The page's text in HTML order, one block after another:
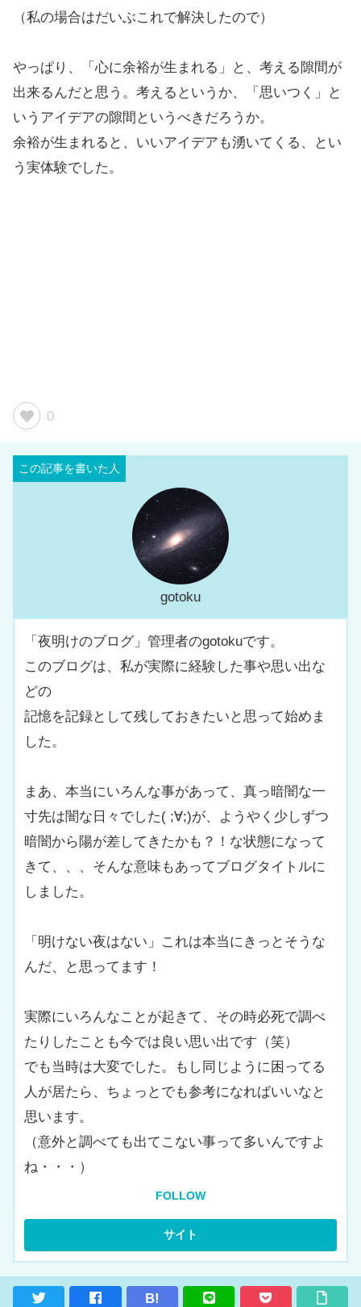
（私の場合はだいぶこれで解決したので）
やっぱり、「心に余裕が生まれる」と、考える隙間が
出来るんだと思う。考えるというか、「思いつく」と
いうアイデアの隙間というべきだろうか。
余裕が生まれると、いいアイデアも湧いてくる、とい
う実体験でした。
0
gotoku
「夜明けのブログ」管理者のgotokuです。
このブログは、私が実際に経験した事や思い出な
どの
記憶を記録として残しておきたいと思って始めま
した。
まあ、本当にいろんな事があって、真っ暗闇な一
寸先は闇な日々でした( ;∀;)が、ようやく少しずつ
暗闇から陽が差してきたかも？！な状態になって
きて、、、そんな意味もあってブログタイトルに
しました。
「明けない夜はない」これは本当にきっとそうな
んだ、と思ってます！
実際にいろんなことが起きて、その時必死で調べ
たりしたことも今では良い思い出です（笑）
でも当時は大変でした。もし同じように困ってる
人が居たら、ちょっとでも参考になればいいなと
思います。
（意外と調べても出てこない事って多いんですよ
ね・・・）
FOLLOW
B!